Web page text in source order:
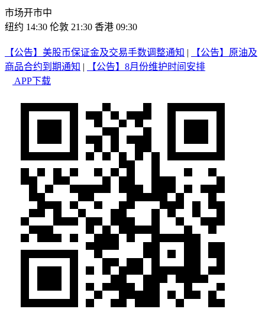
市场开市中
纽约 14:30 伦敦 21:30 香港 09:30
【公告】美股币保证金及交易手数调整通知 |
【公告】原油及
商品合约到期通知 |
【公告】8月份维护时间安排
APP下载